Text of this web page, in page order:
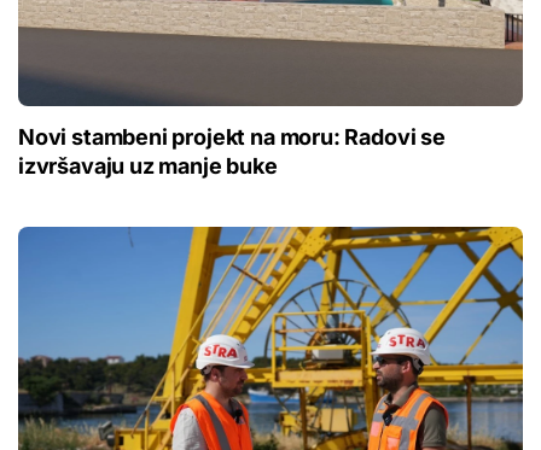
Novi stambeni projekt na moru: Radovi se
izvršavaju uz manje buke